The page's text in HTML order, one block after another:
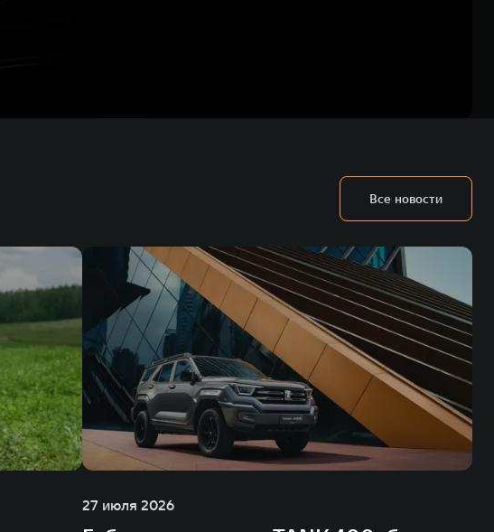
Все новости
27 июля 2026